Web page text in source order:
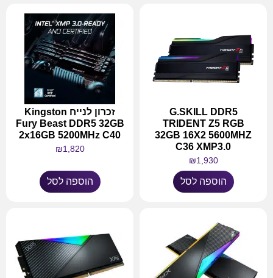
G.SKILL DDR5
TRIDENT Z5 RGB
32GB 16X2 5600MHZ
C36 XMP3.0
₪1,930
הוספה לסל
זכרון לנייח Kingston
Fury Beast DDR5 32GB
2x16GB 5200MHz C40
₪1,820
הוספה לסל